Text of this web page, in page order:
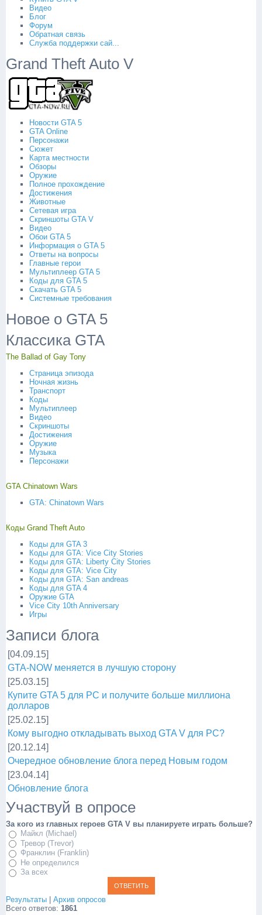
Видео
Блог
Форум
Обратная связь
Служба поддержки сай...
Grand Theft Auto V
Новости GTA 5
GTA Online
Персонажи
Сюжет
Карта местности
Обзоры
Оружие
Полное прохождение
Достижения
Животные
Сетевая игра
Скриншоты GTA V
Видео
Обои GTA 5
Информация о GTA 5
Ответы на вопросы
Главные герои
Мультиплеер GTA 5
Коды для GTA 5
Скачать GTA 5
Системные требования
Новое о GTA 5
Классика GTA
The Ballad of Gay Tony
Страница эпизода
Ночная жизнь
Транспорт
Коды
Мультиплеер
Видео
Скриншоты
Достижения
Оружие
Музыка
Персонажи
GTA Chinatown Wars
GTA: Chinatown Wars
Коды Grand Theft Auto
Коды для GTA 3
Коды для GTA: Vice City Stories
Коды для GTA: Liberty City Stories
Коды для GTA: Vice City
Коды для GTA: San andreas
Коды для GTA 4
Оружие GTA
Vice City 10th Anniversary
Игры
Записи блога
[04.09.15]
GTA-NOW меняется в лучшую сторону
[25.03.15]
Купите GTA 5 для PC и получите больше миллиона
долларов
[25.02.15]
Кому выгодно откладывать выход GTA V для PC?
[20.12.14]
Очередное обновление блога перед Новым годом
[23.04.14]
Обновление блога
Участвуй в опросе
За кого из главных героев GTA V вы планируете играть больше?
Майкл (Michael)
Тревор (Trevor)
Франклин (Franklin)
Не определился
За всех
Результаты
Архив опросов
Всего ответов: 1861